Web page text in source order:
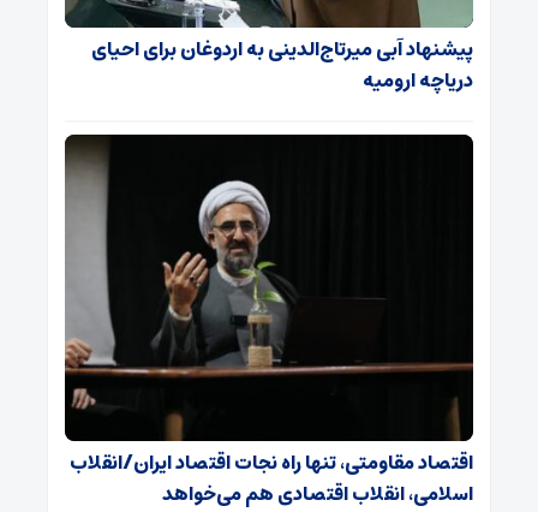
پیشنهاد آبی میرتاج‌الدینی‌ به اردوغان برای احیای
دریاچه ارومیه
اقتصاد مقاومتی، تنها راه نجات اقتصاد ایران/انقلاب
اسلامی، انقلاب اقتصادی هم می‌خواهد